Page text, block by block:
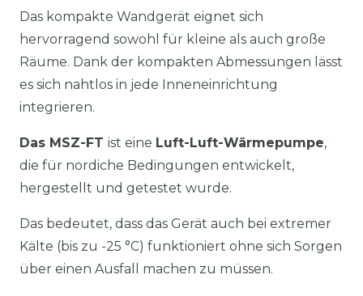
Das kompakte Wandgerät eignet sich
hervorragend sowohl für kleine als auch große
Räume. Dank der kompakten Abmessungen lässt
es sich nahtlos in jede Inneneinrichtung
integrieren.
Das MSZ-FT ist eine Luft-Luft-Wärmepumpe,
die für nordiche Bedingungen entwickelt,
hergestellt und getestet wurde.
Das bedeutet, dass das Gerät auch bei extremer
Kälte (bis zu -25 °C) funktioniert ohne sich Sorgen
über einen Ausfall machen zu müssen.